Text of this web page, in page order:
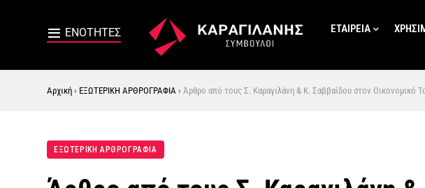
ΕΤΑΙΡΕΙΑ
Αρχική › ΕΞΩΤΕΡΙΚΗ ΑΡΘΡΟΓΡΑΦΙΑ › Άρθρο από τους Σ. Καραγιλάνη & Κ. Σαββαίδου στον
ΕΞΩΤΕΡΙΚΗ ΑΡΘΡΟΓΡΑΦΙΑ